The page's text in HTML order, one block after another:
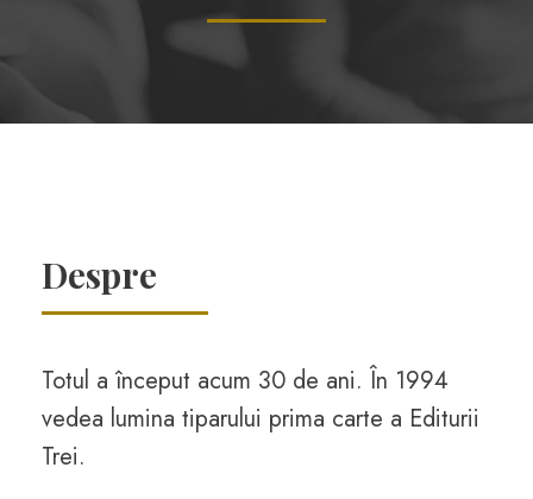
Despre
Totul a început acum 30 de ani. În 1994
vedea lumina tiparului prima carte a Editurii
Trei.